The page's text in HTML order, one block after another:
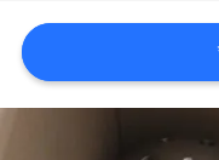
विनती
करे